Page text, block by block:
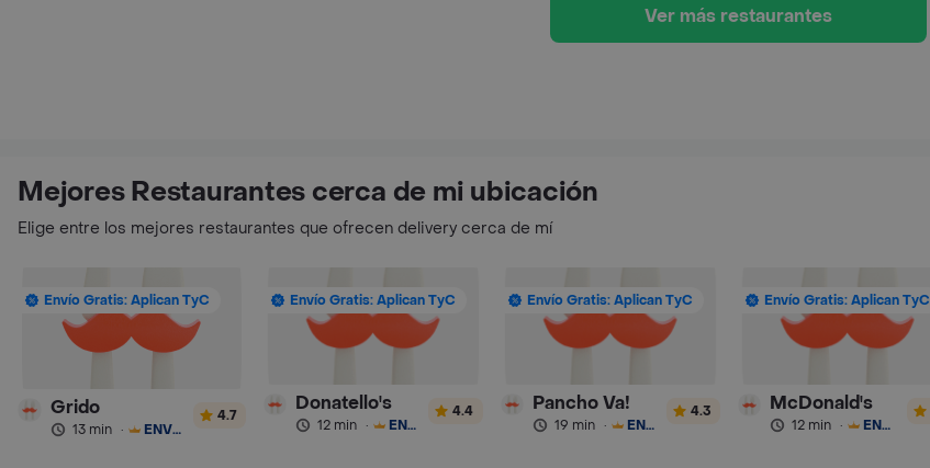
Ver más restaurantes
Mejores Restaurantes cerca de mi ubicación
Elige entre los mejores restaurantes que ofrecen delivery cerca de mí
Envío Gratis: Aplican TyC
Grido
13 min · ENVÍO GRATIS
4.7
Envío Gratis: Aplican TyC
Donatello's
12 min · ENVÍO GRATIS
4.4
Envío Gratis: Aplican TyC
Pancho Va!
19 min · ENVÍO GRATIS
4.3
Envío Gratis: Aplican TyC
McDonald's
12 min · ENVÍO GRATIS